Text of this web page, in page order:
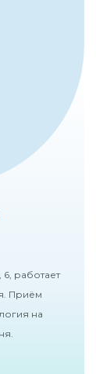
работает
Приём
на